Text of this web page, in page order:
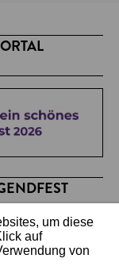
um diese
auf
von